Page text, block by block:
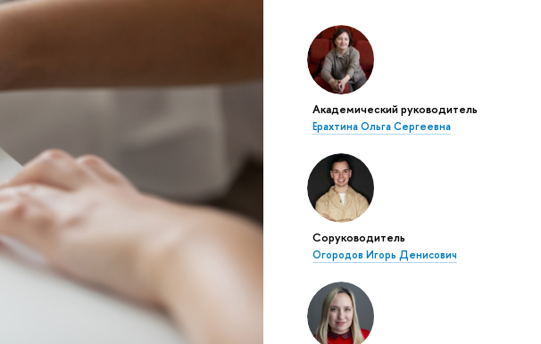
Академический руководитель
Ерахтина Ольга Сергеевна
Соруководитель
Огородов Игорь Денисович